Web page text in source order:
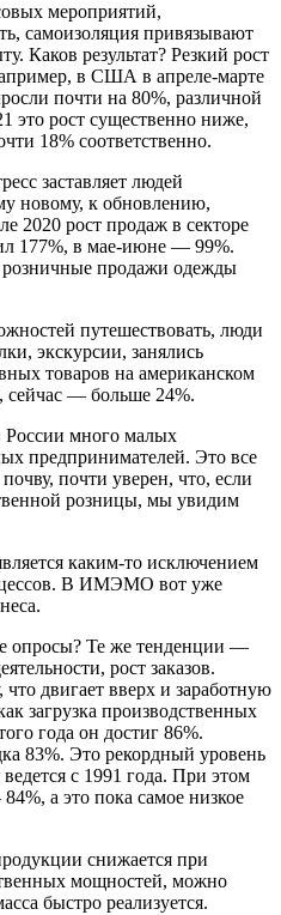
мероприятий,
самоизоляция привязывают
Каков результат? Резкий рост
в США в апреле-марте
почти на 80%, различной
это рост существенно ниже,
18% соответственно.
заставляет людей
новому, к обновлению,
2020 рост продаж в секторе
177%, в мае-июне — 99%.
продажи одежды
путешествовать, люди
экскурсии, занялись
товаров на американском
сейчас — больше 24%.
России много малых
предпринимателей. Это все
почти уверен, что, если
розницы, мы увидим
каким-то исключением
В ИМЭМО вот уже
опросы? Те же тенденции —
рост заказов.
двигает вверх и заработную
загрузка производственных
года он достиг 86%.
83%. Это рекордный уровень
с 1991 года. При этом
а это пока самое низкое
снижается при
мощностей, можно
быстро реализуется.